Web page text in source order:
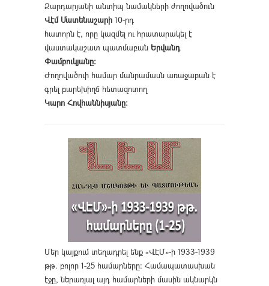
Զարդարյանի անտիպ նամակների ժողովածուն
Վէմ Մատենաշարի 10-րդ
հատորն է, որը կազմել ու հրատարակել է
վաստակաշատ պատմաբան Երվանդ
Փամբուկյանը։
Ժողովածուի համար մանրամասն առաջաբան է
գրել բարեխիղճ հետազոտող
Կարո Հովհաննիսյանը։
Մեր կայքում տեղադրել ենք «ՎԷՄ»-ի 1933-1939
թթ. բոլոր 1-25 համարները։ Համապատասխան
էջը, ներառյալ այդ համարների մասին ակնարկն